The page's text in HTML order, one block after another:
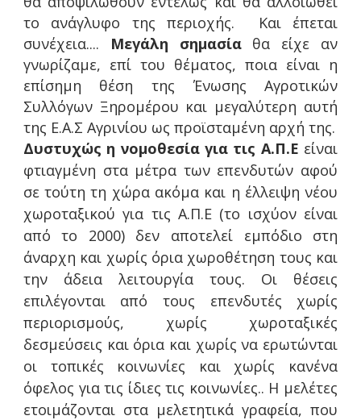
το ανάγλυφο της περιοχής. Και έπεται
συνέχεια.... Μεγάλη σημασίαθα είχε αν
γνωρίζαμε, επί του θέματος, ποια είναι η
επίσημη θέση της Ένωσης Αγροτικών
Συλλόγων Ξηρομέρου και μεγαλύτερη αυτή
της Ε.Α.Σ Αγρινίου ως προϊσταμένη αρχή της.
Δυστυχώς η νομοθεσία για τις Α.Π.Ε είναι
φτιαγμένη στα μέτρα των επενδυτών αφού
σε τούτη τη χώρα ακόμα και η έλλειψη νέου
χωροταξικού για τις Α.Π.Ε (το ισχύον είναι
από το 2000) δεν αποτελεί εμπόδιο στη
άναρχη και χωρίς όρια χωροθέτηση τους και
την άδεια λειτουργία τους. Οι θέσεις
επιλέγονται από τους επενδυτές χωρίς
περιορισμούς, χωρίς χωροταξικές
δεσμεύσεις και όρια και χωρίς να ερωτώνται
οι τοπικές κοινωνίες και χωρίς κανένα
όφελος για τις ίδιες τις κοινωνίες.. Η μελέτες
ετοιμάζονται στα μελετητικά γραφεία, που